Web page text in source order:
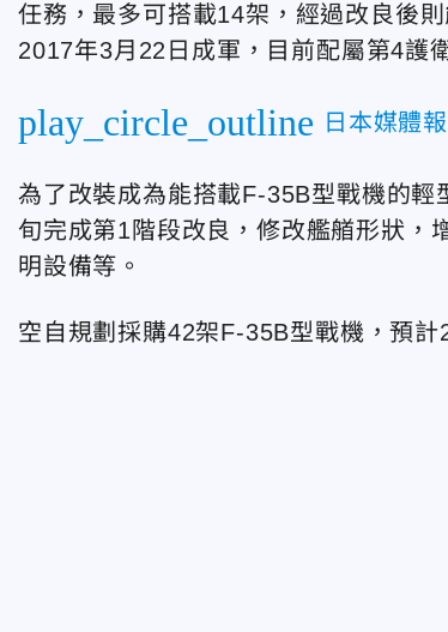
任務，最多可搭載14架，經過改良後
2017年3月22日成軍，目前配屬第4護
play_circle_outline 日本媒體
為了改裝成為能搭載F-35B型戰機的
旬完成第1階段改良，修改艦艏形狀，
明設備等。
空自規劃採購42架F-35B型戰機，預